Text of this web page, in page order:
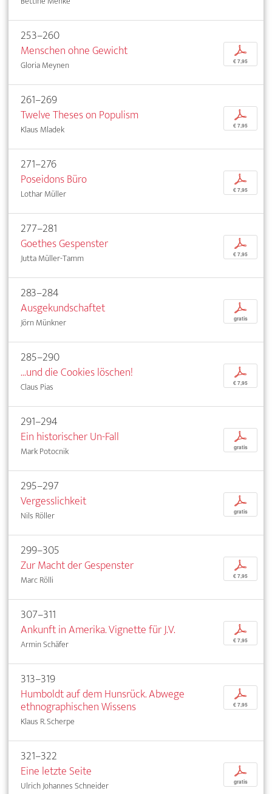
253–260
Menschen ohne Gewicht
Gloria Meynen
p
€ 7,95
261–269
Twelve Theses on Populism
Klaus Mladek
p
€ 7,95
271–276
Poseidons Büro
Lothar Müller
p
€ 7,95
277–281
Goethes Gespenster
Jutta Müller-Tamm
p
€ 7,95
283–284
Ausgekundschaftet
Jörn Münkner
p
gratis
285–290
...und die Cookies löschen!
Claus Pias
p
€ 7,95
291–294
Ein historischer Un-Fall
Mark Potocnik
p
gratis
295–297
Vergesslichkeit
Nils Röller
p
gratis
299–305
Zur Macht der Gespenster
Marc Rölli
p
€ 7,95
307–311
Ankunft in Amerika. Vignette für J.V.
Armin Schäfer
p
€ 7,95
313–319
Humboldt auf dem Hunsrück. Abwege
ethnographischen Wissens
Klaus R. Scherpe
p
€ 7,95
321–322
Eine letzte Seite
Ulrich Johannes Schneider
p
gratis